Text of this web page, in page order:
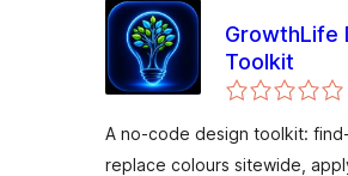
GrowthLife
Toolkit
A no-code design toolkit:
replace colours sitewide,